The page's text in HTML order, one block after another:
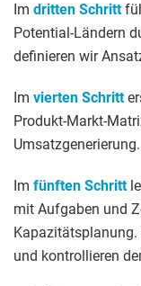
Im dritten Schritt
Potential-Ländern
definieren wir
Im vierten Schritt
Produkt-Markt-
Umsatzgenerierung.
Im fünften Schritt
mit Aufgaben und
Kapazitätsplanung.
und kontrollieren